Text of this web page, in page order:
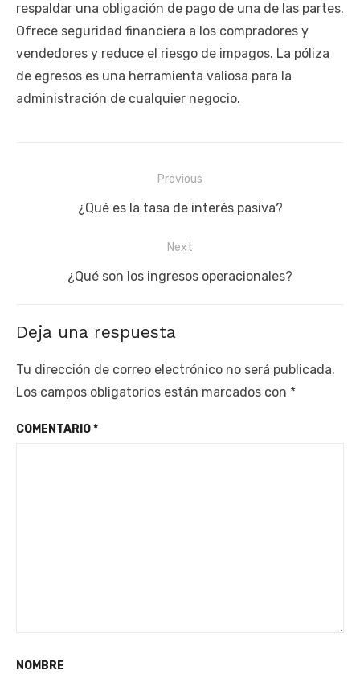
respaldar una obligación de pago de una de las partes.
Ofrece seguridad financiera a los compradores y
vendedores y reduce el riesgo de impagos. La póliza
de egresos es una herramienta valiosa para la
administración de cualquier negocio.
Previous
Previous
¿Qué es la tasa de interés pasiva?
Next
Next
¿Qué son los ingresos operacionales?
Deja una respuesta
Tu dirección de correo electrónico no será publicada.
Los campos obligatorios están marcados con *
COMENTARIO*
NOMBRE